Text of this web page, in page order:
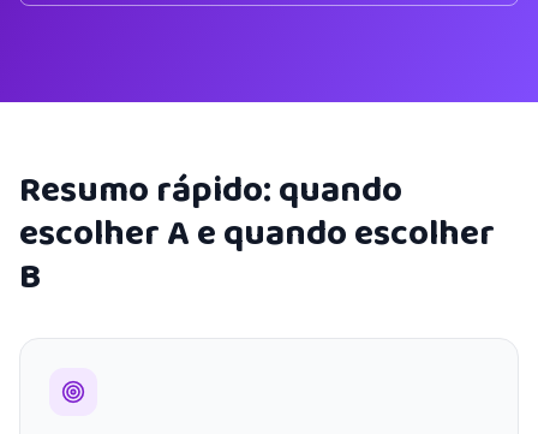
Resumo rápido: quando
escolher A e quando escolher
B